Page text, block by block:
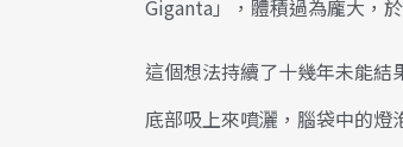
Giganta」，體積過為龐大，
這個想法持續了十幾年未能
底部吸上來噴灑，腦袋中的燈